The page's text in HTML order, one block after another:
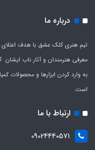
درباره ما
معرفی هنرمندان و آثار ناب ایشان
به وارد کردن ابزارها و محصولات
است.
ارتباط با ما
09024440571